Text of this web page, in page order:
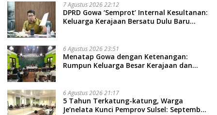
7 Agustus 2026 22:12
DPRD Gowa ‘Semprot’ Internal Kesultanan:
Keluarga Kerajaan Bersatu Dulu Baru
6 Agustus 2026 23:51
Menatap Gowa dengan Ketenangan:
Rumpun Keluarga Besar Kerajaan dan
Soal Adat dan Adab
6 Agustus 2026 21:17
5 Tahun Terkatung-katung, Warga
Je’nelata Kunci Pemprov Sulsel: September